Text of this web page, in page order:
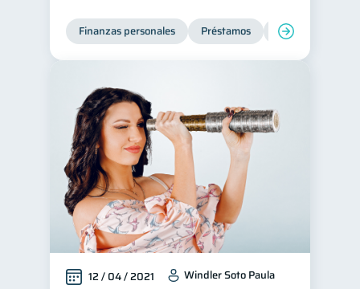
Finanzas personales Préstamos Entidad
12 / 04 / 2021 Windler Soto Paula